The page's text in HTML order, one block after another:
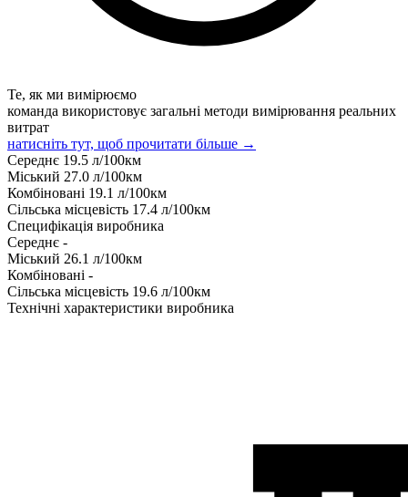
Те, як ми вимірюємо
команда використовує загальні методи вимірювання реальних
витрат
натисніть тут, щоб прочитати більше →
Середнє 19.5 л/100км
Міський 27.0 л/100км
Комбіновані 19.1 л/100км
Сільська місцевість 17.4 л/100км
Специфікація виробника
Середнє -
Міський 26.1 л/100км
Комбіновані -
Сільська місцевість 19.6 л/100км
Технічні характеристики виробника